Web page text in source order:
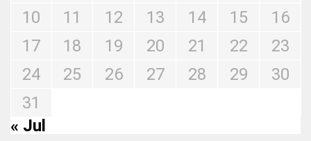
10
11 12 13 14 15
16
17
18 19 20 21 22
23
24
25 26 27 28 29
30
31
« Jul